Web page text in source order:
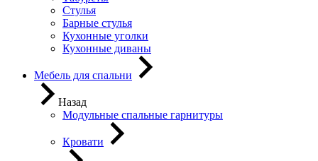
Стулья
Барные стулья
Кухонные уголки
Кухонные диваны
Мебель для спальни
Назад
Модульные спальные гарнитуры
Кровати